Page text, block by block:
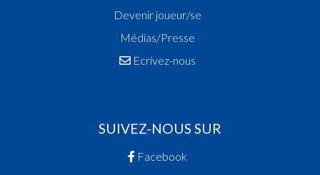
Devenir joueur/se
Médias/Presse
Ecrivez-nous
SUIVEZ-NOUS SUR
Facebook